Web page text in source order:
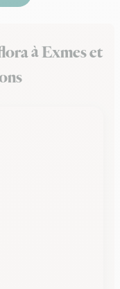
à Exmes et